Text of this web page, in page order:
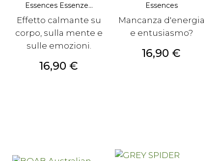
Essences Essenze...
Effetto calmante su
corpo, sulla mente e
sulle emozioni.
Prezzo
16,90 €
Essences
Mancanza d'energia
e entusiasmo?
Prezzo
16,90 €